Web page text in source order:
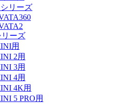
リーズ
ーズ
用
2用
3用
4用
4K用
5 PRO用